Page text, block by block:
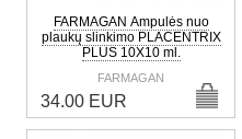
FARMAGAN Ampulės nuo
plaukų slinkimo PLACENTRIX
PLUS 10X10 ml.
FARMAGAN
34.00 EUR